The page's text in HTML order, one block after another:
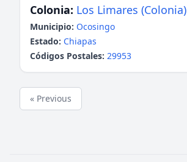
Colonia: Los Limares (Colonia)
Municipio: Ocosingo
Estado: Chiapas
Códigos Postales: 29953
« Previous